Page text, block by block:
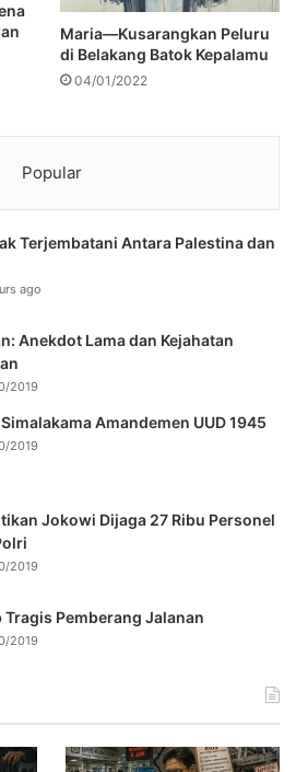
Maria—Kusarangkan Peluru
di Belakang Batok Kepalamu
04/01/2022
Popular
Terjembatani Antara Palestina dan
ago
Anekdot Lama dan Kejahatan
2019
Amandemen UUD 1945
2019
Jokowi Dijaga 27 Ribu Personel
2019
Tragis Pemberang Jalanan
2019